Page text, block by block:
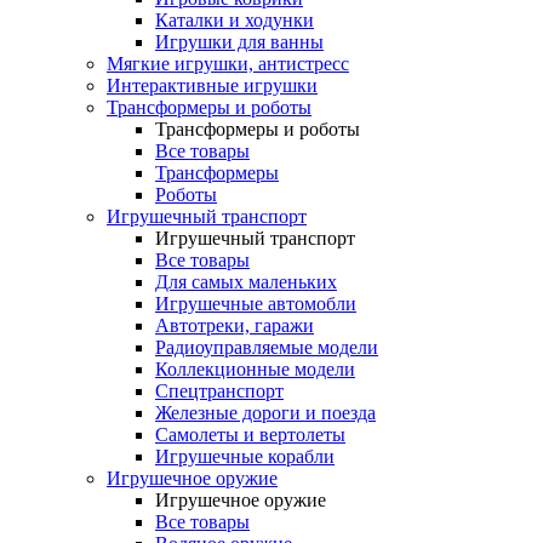
Каталки и ходунки
Игрушки для ванны
Мягкие игрушки, антистресс
Интерактивные игрушки
Трансформеры и роботы
Трансформеры и роботы
Все товары
Трансформеры
Роботы
Игрушечный транспорт
Игрушечный транспорт
Все товары
Для самых маленьких
Игрушечные автомобли
Автотреки, гаражи
Радиоуправляемые модели
Коллекционные модели
Спецтранспорт
Железные дороги и поезда
Самолеты и вертолеты
Игрушечные корабли
Игрушечное оружие
Игрушечное оружие
Все товары